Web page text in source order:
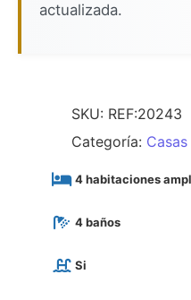
actualizada.
SKU: REF:20243
Categoría: Casas
4 habitaciones
4 baños
Si